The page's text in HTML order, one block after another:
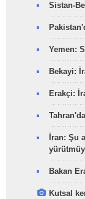
Sistan-
Yemen:
Bekayi:
Erakçi:
İran: Şu
Bakan
Kutsal